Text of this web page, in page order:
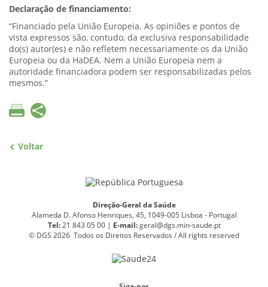
Declaração de financiamento:
“Financiado pela União Europeia. As opiniões e pontos de
vista expressos são, contudo, da exclusiva responsabilidade
do(s) autor(es) e não refletem necessariamente os da União
Europeia ou da HaDEA. Nem a União Europeia nem a
autoridade financiadora podem ser responsabilizadas pelos
mesmos.”
Voltar
Direção-Geral da Saúde
Alameda D. Afonso Henriques, 45, 1049-005 Lisboa - Portugal
Tel:21 843 05 00 | E-mail: geral@dgs.min-saude.pt
© DGS 2026 Todos os Direitos Reservados / All rights reserved